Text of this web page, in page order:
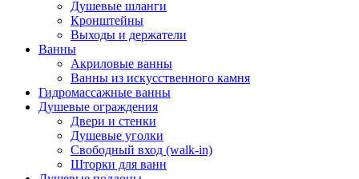
Душевые шланги
Кронштейны
Выходы и держатели
Ванны
Акриловые ванны
Ванны из искусственного камня
Гидромассажные ванны
Душевые ограждения
Двери и стенки
Душевые уголки
Свободный вход (walk-in)
Шторки для ванн